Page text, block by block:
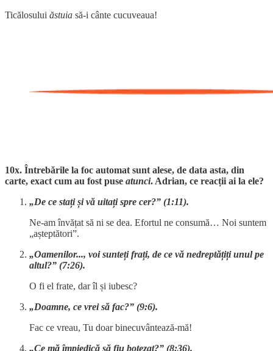
Ticălosului ăstuia să-i cânte cucuveaua!
10x. Întrebările la foc automat sunt alese, de data asta, din
carte, exact cum au fost puse atunci. Adrian, ce reacții ai la ele?
„De ce stați și vă uitați spre cer?” (1:11).
Ne-am învățat să ni se dea. Efortul ne consumă… Noi suntem
„așteptători”.
„Oamenilor..., voi sunteți frați, de ce vă nedreptățiți unul pe
altul?” (7:26).
O fi el frate, dar îl și iubesc?
„Doamne, ce vrei să fac?” (9:6).
Fac ce vreau, Tu doar binecuvântează-mă!
„Ce mă împiedică să fiu botezat?” (8:36).